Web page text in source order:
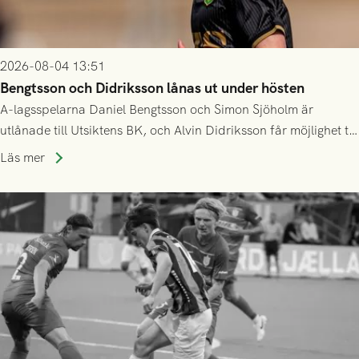
2026-08-04 13:51
Bengtsson och Didriksson lånas ut under hösten
A-lagsspelarna Daniel Bengtsson och Simon Sjöholm är
utlånade till Utsiktens BK, och Alvin Didriksson får möjlighet till
speltid i Hestrafors genom föreningssamarbete.
Läs mer